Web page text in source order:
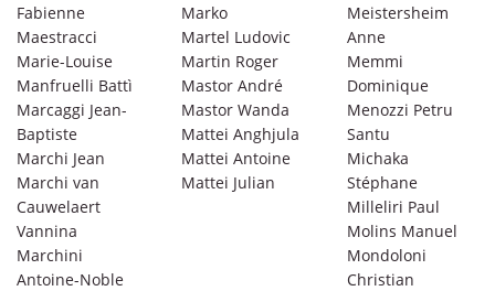
Fabienne
Maestracci
Marie-Louise
Manfruelli Battì
Marcaggi Jean-
Baptiste
Marchi Jean
Marchi van
Cauwelaert
Vannina
Marchini
Antoine-Noble
Marko
Martel Ludovic
Martin Roger
Mastor André
Mastor Wanda
Mattei Anghjula
Mattei Antoine
Mattei Julian
Meistersheim
Anne
Memmi
Dominique
Menozzi Petru
Santu
Michaka
Stéphane
Milleliri Paul
Molins Manuel
Mondoloni
Christian